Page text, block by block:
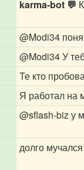
karma-bot 💬
@Modi34
@Modi34У
Те кто
Я работал на
@sflash-bizу
долго